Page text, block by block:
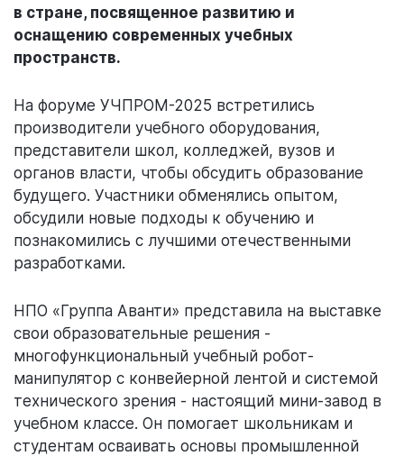
в стране, посвященное развитию и
оснащению современных учебных
пространств.
На форуме УЧПРОМ-2025 встретились
производители учебного оборудования,
представители школ, колледжей, вузов и
органов власти, чтобы обсудить образование
будущего. Участники обменялись опытом,
обсудили новые подходы к обучению и
познакомились с лучшими отечественными
разработками.
НПО «Группа Аванти» представила на выставке
свои образовательные решения -
многофункциональный учебный робот-
манипулятор с конвейерной лентой и системой
технического зрения - настоящий мини-завод в
учебном классе. Он помогает школьникам и
студентам осваивать основы промышленной